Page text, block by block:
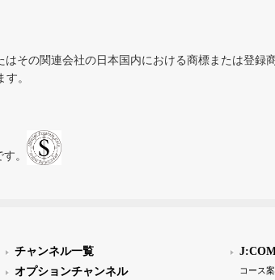
その関連会社の日本国内における商標または登録商
。
。
チャンネル一覧
オプションチャンネル
コース